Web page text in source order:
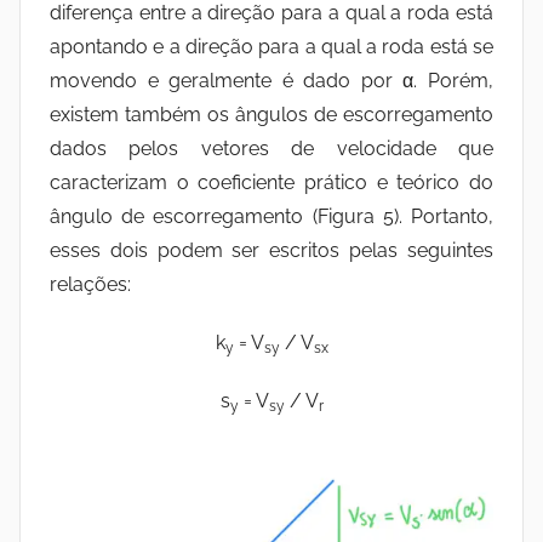
diferença entre a direção para a qual a roda está
apontando e a direção para a qual a roda está se
movendo e geralmente é dado por α. Porém,
existem também os ângulos de escorregamento
dados pelos vetores de velocidade que
caracterizam o coeficiente prático e teórico do
ângulo de escorregamento (Figura 5). Portanto,
esses dois podem ser escritos pelas seguintes
relações:
ky = Vsy / Vsx
sy = Vsy / Vr